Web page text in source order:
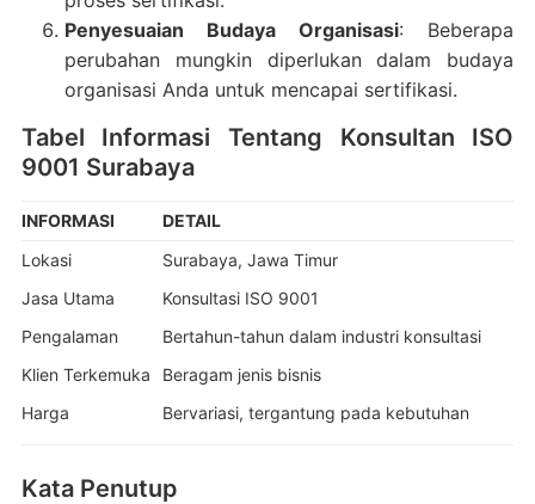
Penyesuaian Budaya Organisasi: Beberapa
perubahan mungkin diperlukan dalam budaya
organisasi Anda untuk mencapai sertifikasi.
Tabel Informasi Tentang Konsultan ISO
9001 Surabaya
INFORMASI
DETAIL
Lokasi
Surabaya, Jawa Timur
Jasa Utama
Konsultasi ISO 9001
Pengalaman
Bertahun-tahun dalam industri konsultasi
Klien Terkemuka
Beragam jenis bisnis
Harga
Bervariasi, tergantung pada kebutuhan
Kata Penutup